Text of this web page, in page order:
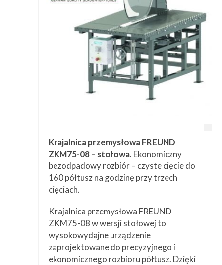
▼
▼
Krajalnica przemysłowa FREUND
ZKM75-08 – stołowa. Ekonomiczny
bezodpadowy rozbiór – czyste cięcie do
160 półtusz na godzinę przy trzech
cięciach.
Krajalnica przemysłowa FREUND
ZKM75-08 w wersji stołowej to
wysokowydajne urządzenie
zaprojektowane do precyzyjnego i
ekonomicznego rozbioru półtusz. Dzięki